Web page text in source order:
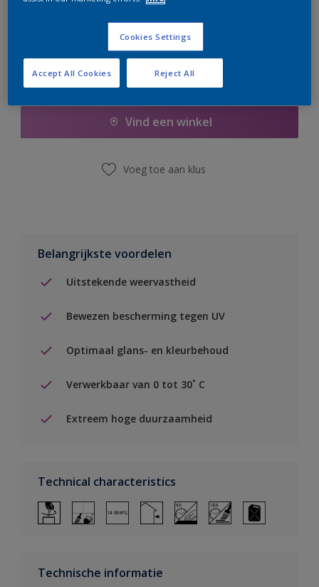
Boodschappenlijst
Vind een winkel
Voeg toe aan klus
Belangrijkste voordelen
Uitstekende weervastheid
Bewezen bescherming tegen UV
Optimaal glans- en kleurbehoud
Verwerkbaar van 0 tot 30˚ C
Extreem hoge duurzaamheid
Technical characteristics
Technische informatie
Cookies Settings
Reject All
Accept All Cookies